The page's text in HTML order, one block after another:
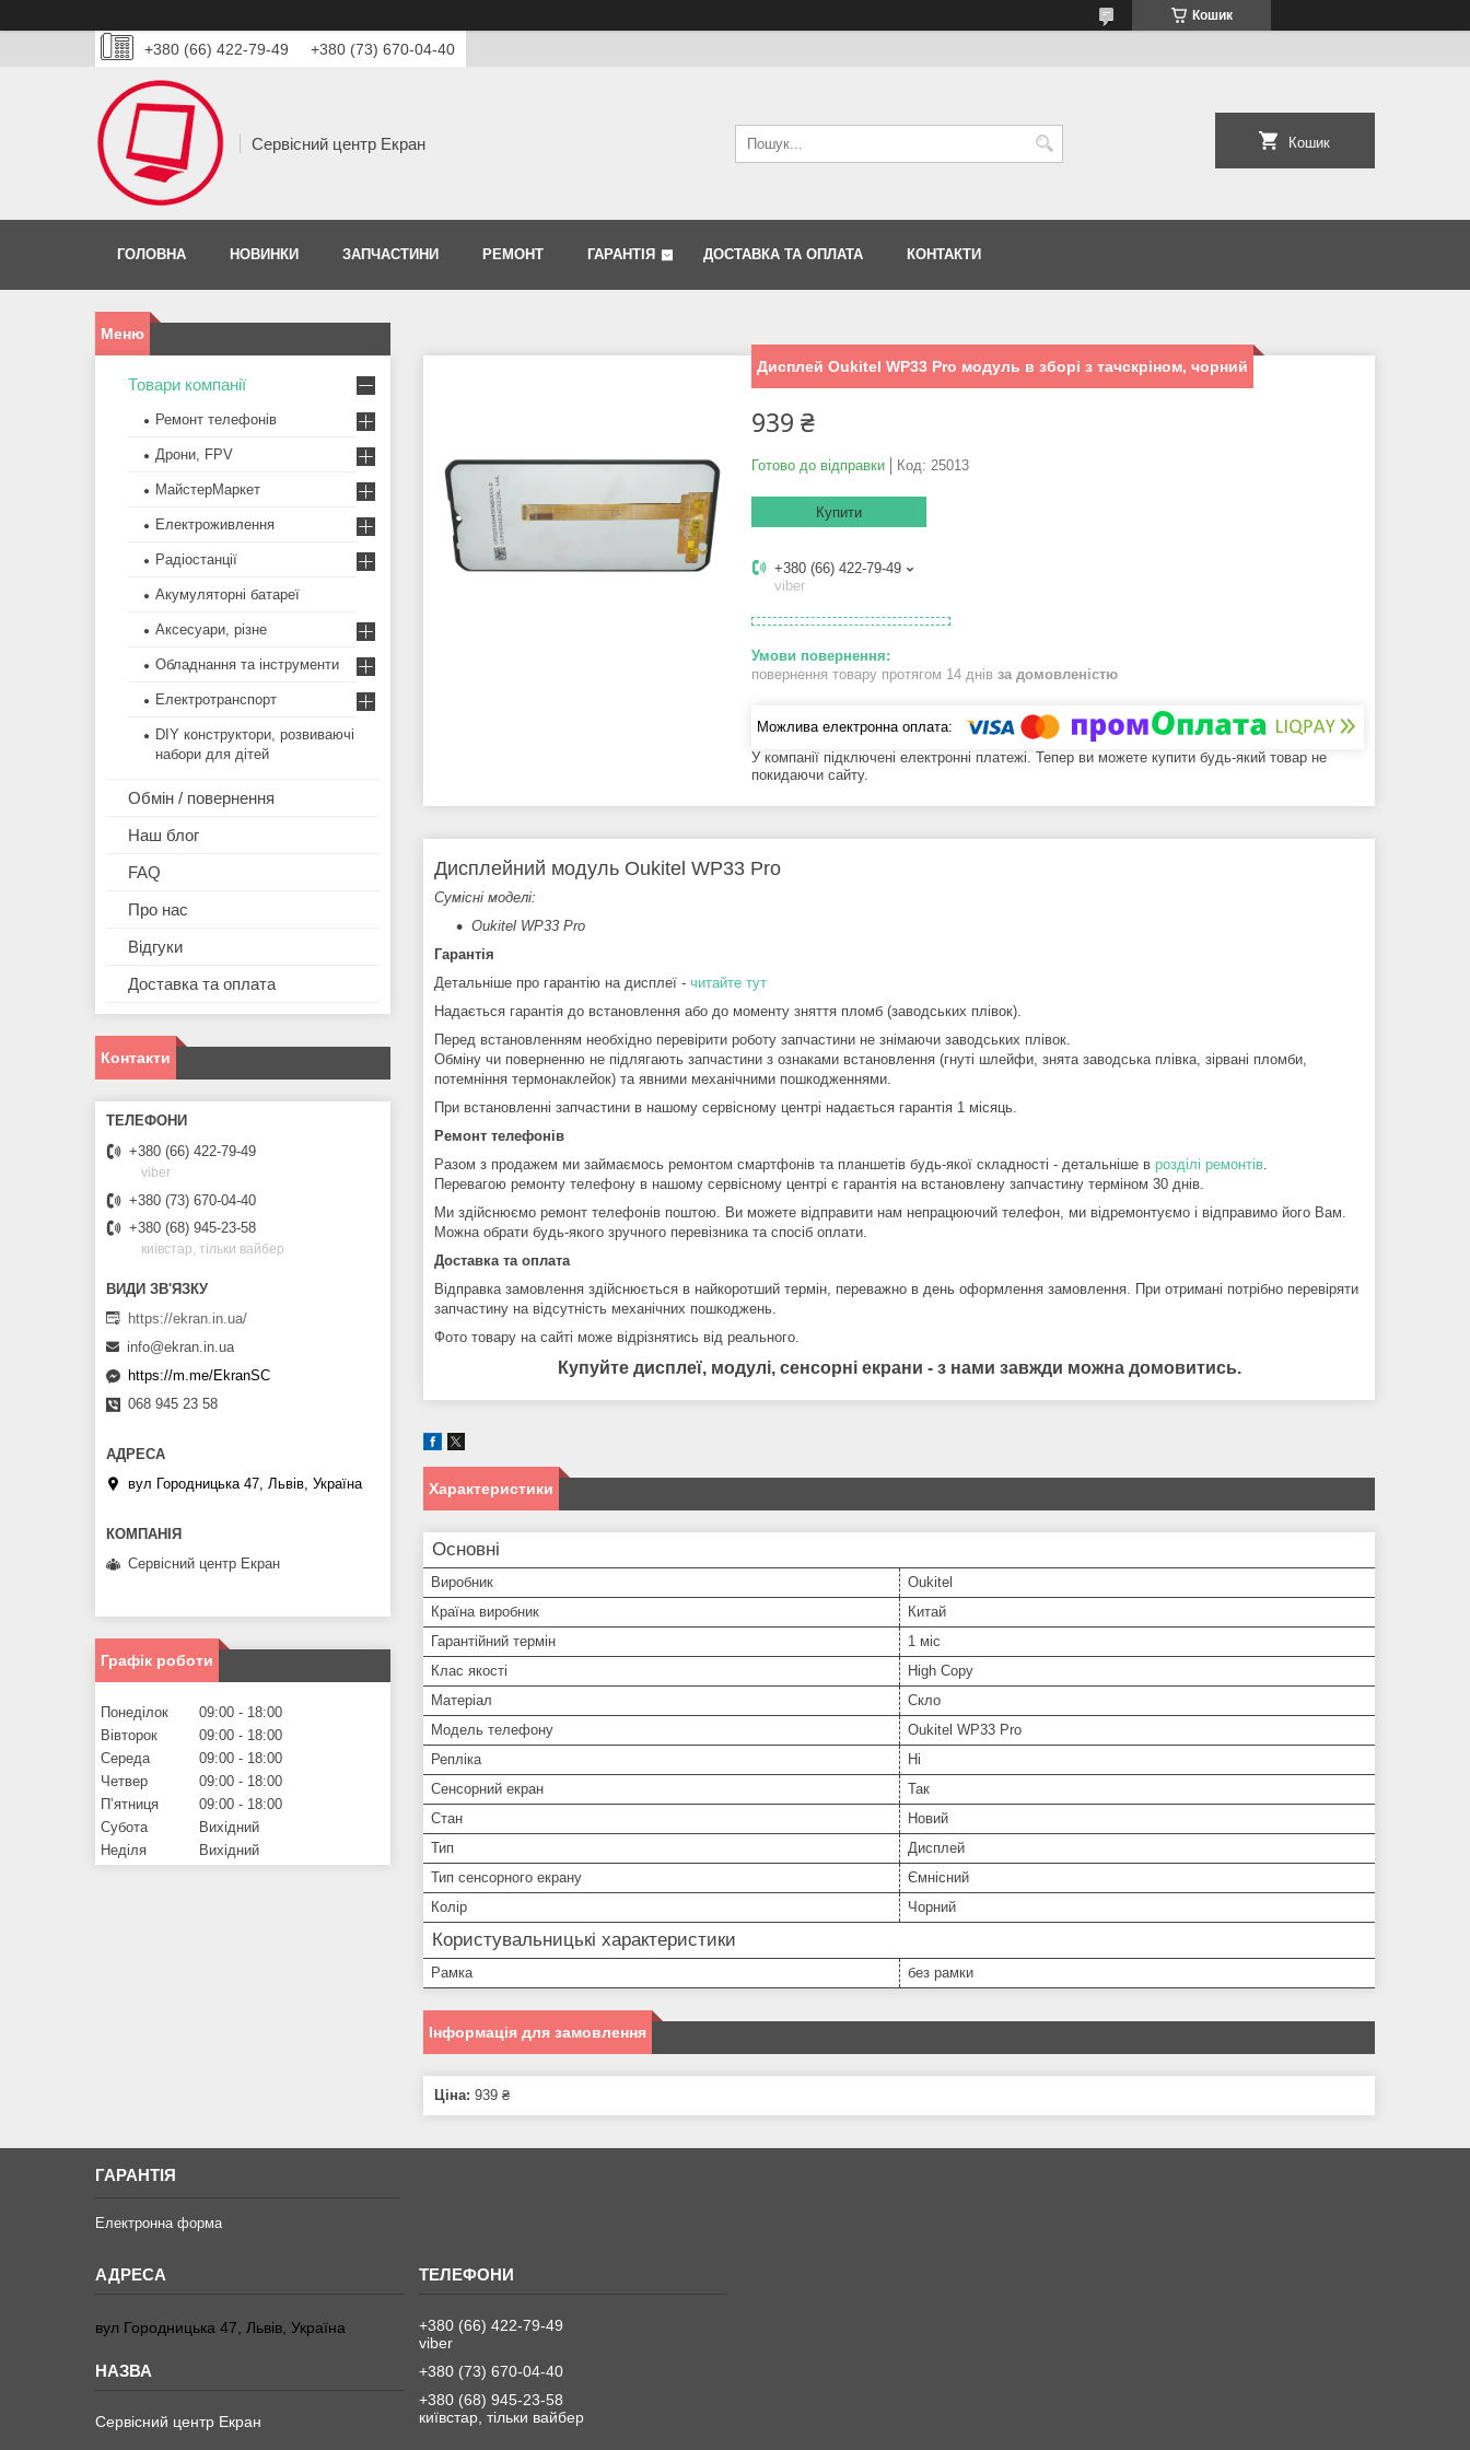
Кошик
+380 (66) 422-79-49 +380 (73) 670-04-40
Сервісний центр Екран Кошик
ГОЛОВНА НОВИНКИ ЗАПЧАСТИНИ РЕМОНТ ГАРАНТІЯ ДОСТАВКА ТА ОПЛАТА КОНТАКТИ
Дисплей Oukitel WP33 Pro модуль в зборі з тачскріном, чорний
939 ₴
Готово до відправки Код: 25013
Купити
+380 (66) 422-79-49
viber
повернення товару протягом 14 днів за домовленістю
У компанії підключені електронні платежі. Тепер ви можете купити будь-який товар не
покидаючи сайту.
Дисплейний модуль Oukitel WP33 Pro
Сумісні моделі:
Oukitel WP33 Pro
Гарантія
Детальніше про гарантію на дисплеї - читайте тут
Надається гарантія до встановлення або до моменту зняття пломб (заводських плівок).
Перед встановленням необхідно перевірити роботу запчастини не знімаючи заводських плівок.
Обміну чи поверненню не підлягають запчастини з ознаками встановлення (гнуті шлейфи, знята заводська плівка, зірвані пломби,
потемніння термонаклейок) та явними механічними пошкодженнями.
При встановленні запчастини в нашому сервісному центрі надається гарантія 1 місяць.
Ремонт телефонів
Разом з продажем ми займаємось ремонтом смартфонів та планшетів будь-якої складності - детальніше в розділі ремонтів.
Перевагою ремонту телефону в нашому сервісному центрі є гарантія на встановлену запчастину терміном 30 днів.
Ми здійснюємо ремонт телефонів поштою. Ви можете відправити нам непрацюючий телефон, ми відремонтуємо і відправимо його Вам.
Можна обрати будь-якого зручного перевізника та спосіб оплати.
Доставка та оплата
Відправка замовлення здійснюється в найкоротший термін, переважно в день оформлення замовлення. При отримані потрібно перевіряти
запчастину на відсутність механічних пошкоджень.
Фото товару на сайті може відрізнятись від реального.
Купуйте дисплеї, модулі, сенсорні екрани - з нами завжди можна домовитись.
Характеристики
Основні
Виробник
Oukitel
Країна виробник
Китай
Гарантійний термін
1 міс
Клас якості
High Copy
Матеріал
Скло
Модель телефону
Oukitel WP33 Pro
Репліка
Ні
Сенсорний екран
Так
Стан
Новий
Тип
Дисплей
Тип сенсорного екрану
Ємнісний
Колір
Чорний
Користувальницькі характеристики
Рамка без рамки
Інформація для замовлення
Ціна: 939 ₴
Товари компанії
Ремонт телефонів
Дрони, FPV
МайстерМаркет
Електроживлення
Радіостанції
Акумуляторні батареї
Аксесуари, різне
Обладнання та інструменти
Електротранспорт
DIY конструктори, розвиваючі
набори для дітей
Обмін / повернення
Наш блог
FAQ
Про нас
Відгуки
Доставка та оплата
Контакти
+380 (66) 422-79-49
viber
+380 (73) 670-04-40
+380 (68) 945-23-58
київстар, тільки вайбер
https://ekran.in.ua/
info@ekran.in.ua
https://m.me/EkranSC
068 945 23 58
вул Городницька 47, Львів, Україна
Сервісний центр Екран
Графік роботи
Понеділок 09:00
18:00
Вівторок
09:00
18:00
Середа
09:00
18:00
Четвер
09:00
18:00
Пʼятниця
09:00
18:00
Субота
Вихідний
Неділя
Вихідний
ГАРАНТІЯ
Електронна форма
вул Городницька 47, Львів, Україна
Сервісний центр Екран
+380 (66) 422-79-49
viber
+380 (73) 670-04-40
+380 (68) 945-23-58
київстар, тільки вайбер